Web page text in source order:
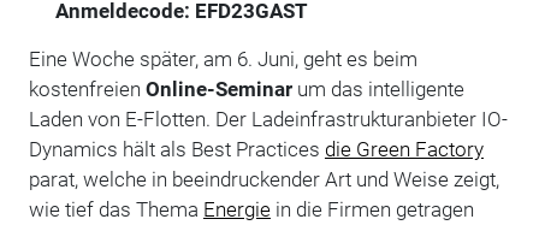
Anmeldecode: EFD23GAST
Eine Woche später, am 6. Juni, geht es beim
kostenfreien Online-Seminarum das intelligente
Laden von E-Flotten. Der Ladeinfrastrukturanbieter IO-
Dynamics hält als Best Practices die Green Factory
parat, welche in beeindruckender Art und Weise zeigt,
wie tief das Thema Energiein die Firmen getragen